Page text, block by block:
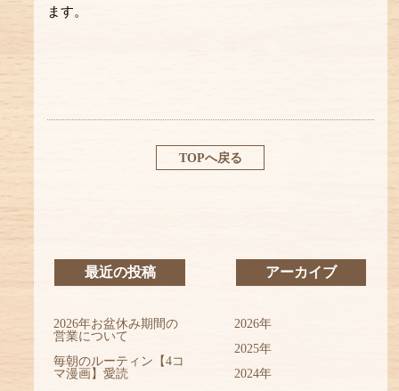
ます。
TOPへ戻る
最近の投稿
2026年お盆休み期間の
営業について
毎朝のルーティン【4コ
マ漫画】愛読
アーカイブ
2026年
2025年
2024年